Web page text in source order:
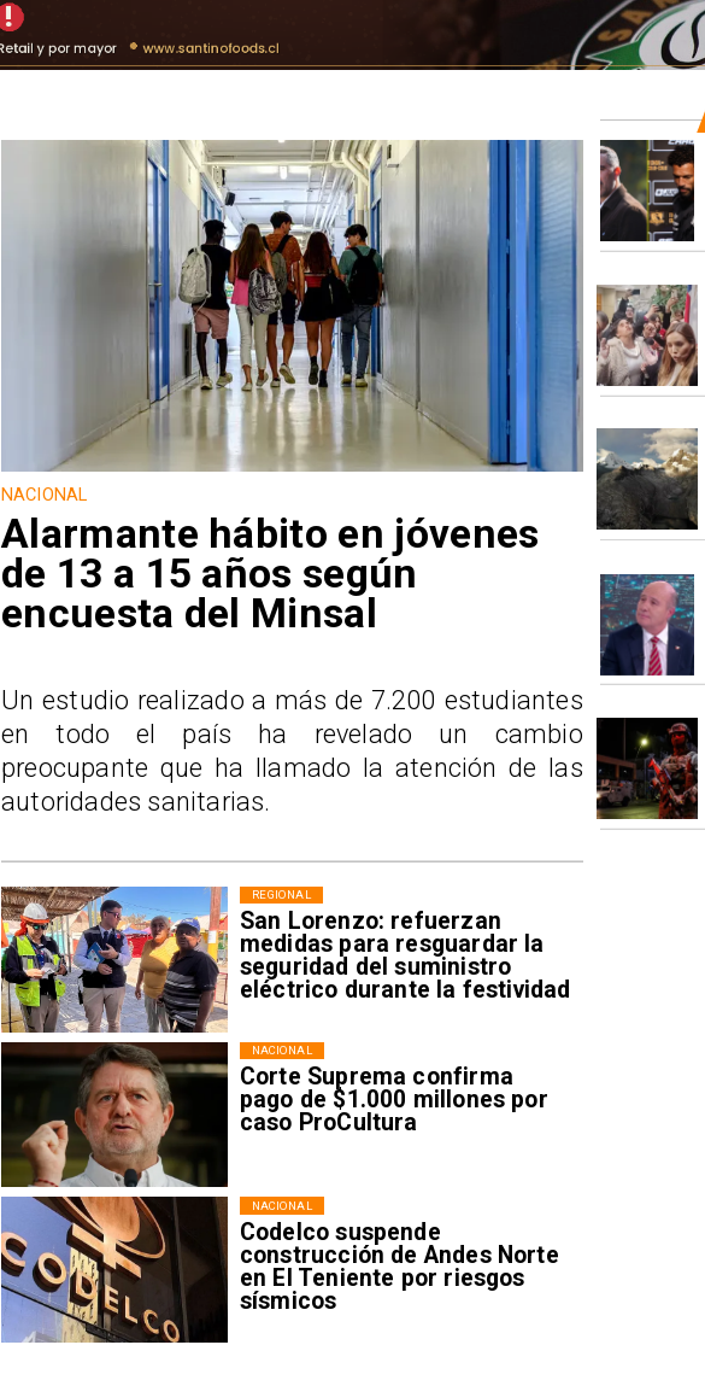
San Lorenzo: refuerzan
medidas para resguardar la
seguridad del suministro
eléctrico durante la festividad
REGIONAL
Corte Suprema confirma
pago de $1.000 millones por
caso ProCultura
NACIONAL
Codelco suspende
construcción de Andes Norte
en El Teniente por riesgos
sísmicos
NACIONAL
NACIONAL
Alarmante hábito en jóvenes
de 13 a 15 años según
encuesta del Minsal
Un estudio realizado a más de 7.200 estudiantes
en todo el país ha revelado un cambio
preocupante que ha llamado la atención de las
autoridades sanitarias.